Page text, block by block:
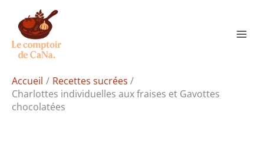
contenu
Accueil
Recettes sucrées
Charlottes individuelles aux fraises et Gavottes
chocolatées
Rechercher